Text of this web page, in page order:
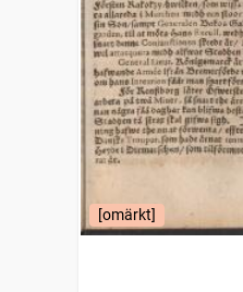
[omärkt]